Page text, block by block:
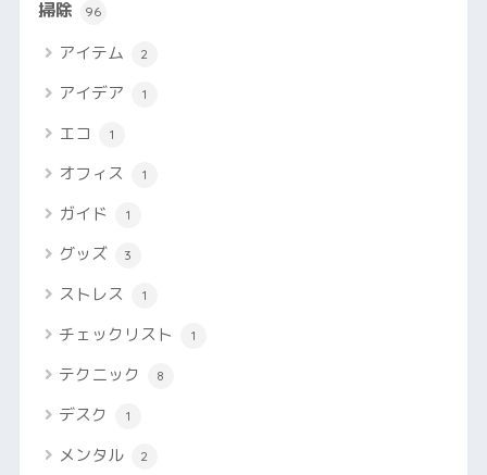
掃除 96
アイテム 2
アイデア 1
エコ 1
オフィス 1
ガイド 1
グッズ 3
ストレス 1
チェックリスト 1
テクニック 8
デスク 1
メンタル 2